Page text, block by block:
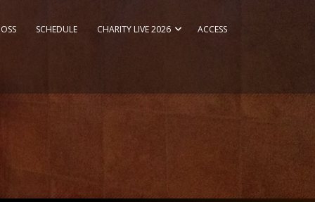
SCHEDULE CHARITY LIVE 2026 ACCESS